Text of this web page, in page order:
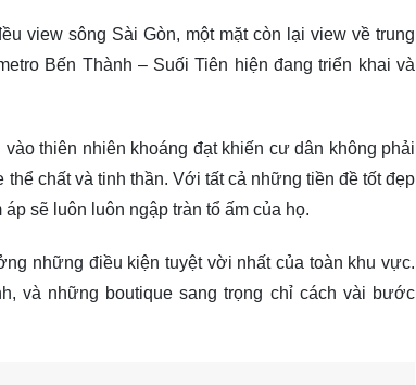
view sông Sài Gòn, một mặt còn lại view về trung
Bến Thành – Suối Tiên hiện đang triển khai và
thiên nhiên khoáng đạt khiến cư dân không phải
chất và tinh thần. Với tất cả những tiền đề tốt đẹp
sẽ luôn luôn ngập tràn tổ ấm của họ.
những điều kiện tuyệt vời nhất của toàn khu vực.
và những boutique sang trọng chỉ cách vài bước